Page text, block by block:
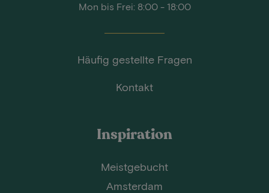
Mon bis Frei: 8:00 - 18:00
Häufig gestellte Fragen
Kontakt
Inspiration
Meistgebucht
Amsterdam